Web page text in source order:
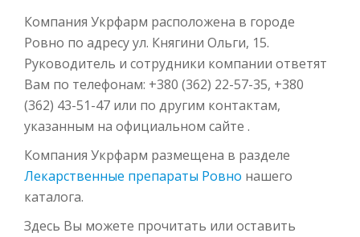
Компания Укрфарм расположена в городе
Ровно по адресу ул. Княгини Ольги, 15.
Руководитель и сотрудники компании ответят
Вам по телефонам: +380 (362) 22-57-35, +380
(362) 43-51-47 или по другим контактам,
указанным на официальном сайте .
Компания Укрфарм размещена в разделе
Лекарственные препараты Ровно нашего
каталога.
Здесь Вы можете прочитать или оставить